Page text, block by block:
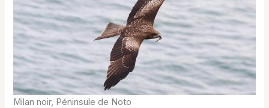
Milan noir, Péninsule de Noto